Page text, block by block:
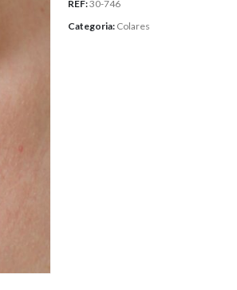
REF:30-746
Categoria: Colares